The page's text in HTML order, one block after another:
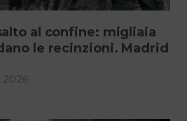
al confine: migliaia
le recinzioni. Madrid
2026